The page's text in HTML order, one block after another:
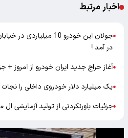
اخبار مرتبط
●
جولان این خودرو 10
در آمد !
●آغاز حراج جدید ایران خودرو از امروز +
●یک میلیارد دلار خودروی داخلی را
●جزئیات باورنکردنی از تولید آزمایشی ال ۹۰ ایرانی